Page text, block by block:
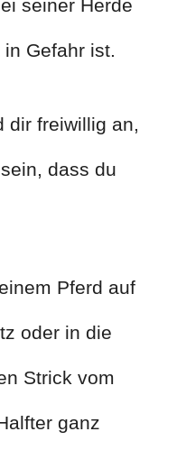
seiner Herde
Gefahr ist.
dir freiwillig an,
dass du
Pferd auf
oder in die
Strick vom
ganz